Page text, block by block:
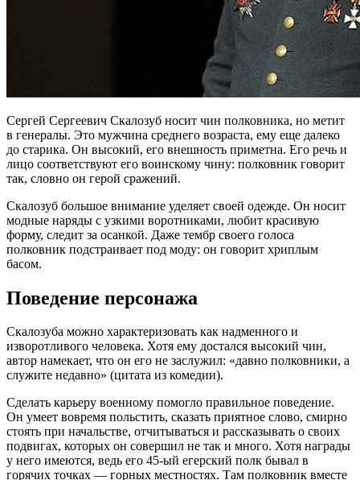
Сергей Сергеевич Скалозуб носит чин полковника, но метит
в генералы. Это мужчина среднего возраста, ему еще далеко
до старика. Он высокий, его внешность приметна. Его речь и
лицо соответствуют его воинскому чину: полковник говорит
так, словно он герой сражений.
Скалозуб большое внимание уделяет своей одежде. Он носит
модные наряды с узкими воротниками, любит красивую
форму, следит за осанкой. Даже тембр своего голоса
полковник подстраивает под моду: он говорит хриплым
басом.
Поведение персонажа
Скалозуба можно характеризовать как надменного и
изворотливого человека. Хотя ему достался высокий чин,
автор намекает, что он его не заслужил: «давно полковники, а
служите недавно» (цитата из комедии).
Сделать карьеру военному помогло правильное поведение.
Он умеет вовремя польстить, сказать приятное слово, смирно
стоять при начальстве, отчитываться и рассказывать о своих
подвигах, которых он совершил не так и много. Хотя награды
у него имеются, ведь его 45-ый егерский полк бывал в
горячих точках — горных местностях. Там полковник вместе